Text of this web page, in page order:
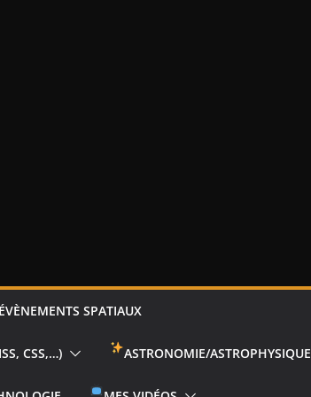
SPATIAUX
CSS,…) ASTRONOMIE/ASTROPHYSIQUE